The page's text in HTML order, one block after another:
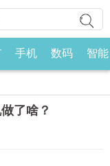
手机 数码 智能
了啥？